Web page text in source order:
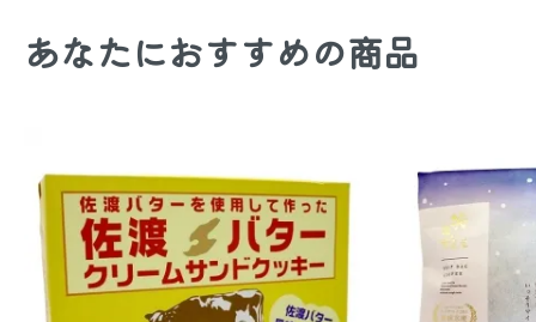
あなたにおすすめの商品